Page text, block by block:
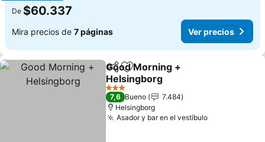
De $60.337
Mira precios de 7 páginas Ver precios
CompartirAgregar a favoritos
Good Morning +
Helsingborg
Ver precios
3 Estrellas
7,6 Bueno
7.484
Helsingborg
Asador y bar en el vestíbuloVer precios